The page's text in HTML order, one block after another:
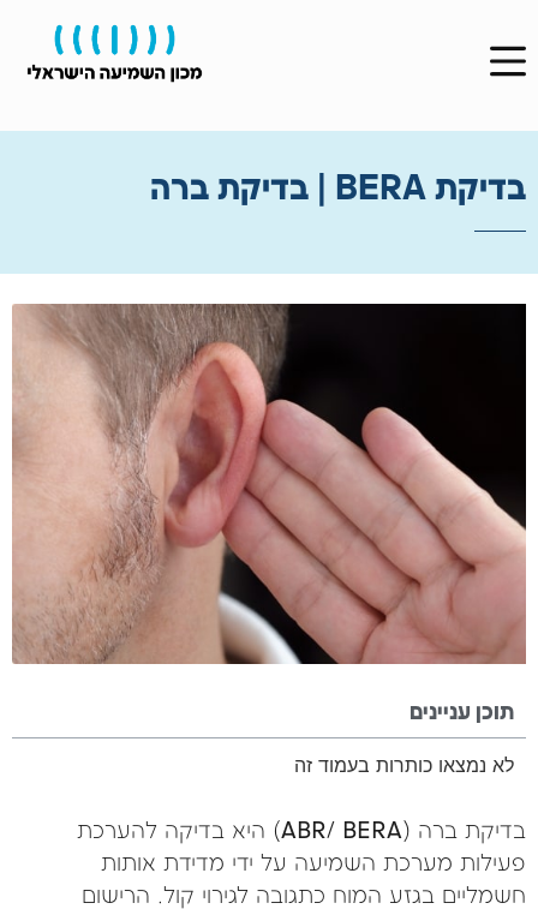
בדיקת BERA | בדיקת ברה
תוכן עניינים
לא נמצאו כותרות בעמוד זה
בדיקת ברה (ABR/ BERA) היא בדיקה להערכת
פעילות מערכת השמיעה על ידי מדידת אותות
חשמליים בגזע המוח כתגובה לגירוי קול. הרישום